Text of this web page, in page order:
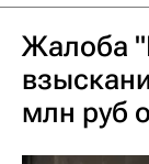
Жалоба
млн руб